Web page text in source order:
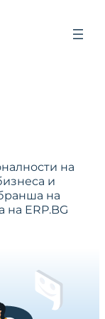
на
и
на
на ERP.BG